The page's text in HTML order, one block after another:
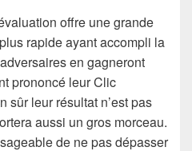
offre une grande
rapide ayant accompli la
en gagneront
prononcé leur Clic
sûr leur résultat n’est pas
aussi un gros morceau.
de ne pas dépasser